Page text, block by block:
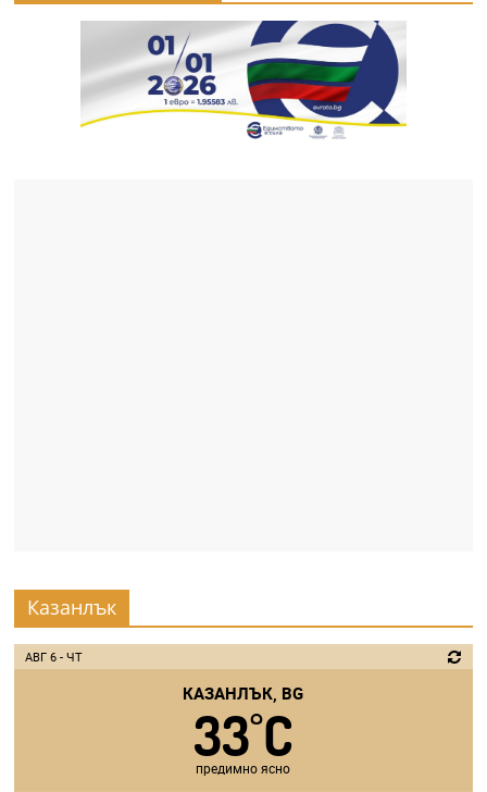
Казанлък
АВГ 6 - ЧТ
КАЗАНЛЪК, BG
33°C
предимно ясно